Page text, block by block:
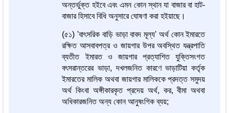
অন্তর্ভুক্ত হইবে এবং এমন কোন স্থান যা বাজার বা হাট-
বাজার হিসাবে বিধি অনুসারে ঘোষণা করা হইয়াছে।
(৫১) 'বাৎসরিক বাড়ি ভাড়া বাবদ মূল্য' অর্থ কোন ইমারতে
রক্ষিত আসবাবপত্র ও জায়গার উপর অবস্থিত যন্ত্রপাতি
ব্যতীত ইমারত ও জায়গার প্রত্যাশিত যুক্তিসংগত
বৎসরান্তরের ভাড়া, দখলজনিত কারণে ভাড়াটিয়া কর্তৃক
ইমারতের মালিক অথবা জায়গার মালিককে প্রদত্ত সমুদয়
অর্থ কিংবা অঙ্গীকারকৃত প্রদেয় অর্থ, কর, বীমা অথবা
অধিকারজনিত অন্য কোন আনুষংগিক ব্যয়;